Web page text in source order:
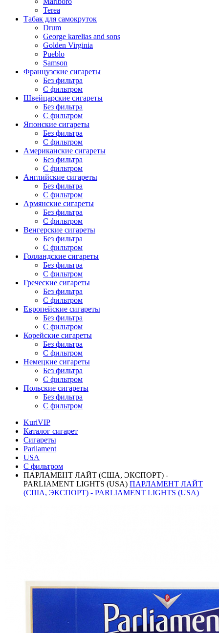
Terea
Табак для самокруток
Drum
George karelias and sons
Golden Virginia
Pueblo
Samson
Французские сигареты
Без фильтра
С фильтром
Швейцарские сигареты
Без фильтра
С фильтром
Японские сигареты
Без фильтра
С фильтром
Американские сигареты
Без фильтра
С фильтром
Английские сигареты
Без фильтра
С фильтром
Армянские сигареты
Без фильтра
С фильтром
Венгерские сигареты
Без фильтра
С фильтром
Голландские сигареты
Без фильтра
С фильтром
Греческие сигареты
Без фильтра
С фильтром
Европейские сигареты
Без фильтра
С фильтром
Корейские сигареты
Без фильтра
С фильтром
Немецкие сигареты
Без фильтра
С фильтром
Польские сигареты
Без фильтра
С фильтром
KuriVIP
Каталог сигарет
Сигареты
Parliament
USA
С фильтром
ПАРЛАМЕНТ ЛАЙТ (США, ЭКСПОРТ) -
PARLIAMENT LIGHTS (USA) ПАРЛАМЕНТ ЛАЙТ
(США, ЭКСПОРТ) - PARLIAMENT LIGHTS (USA)